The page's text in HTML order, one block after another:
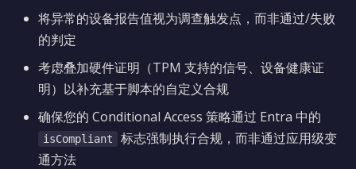
将异常的设备报告值视为调查触发点，而非通过/失败
的判定
考虑叠加硬件证明（TPM 支持的信号、设备健康证
明）以补充基于脚本的自定义合规
确保您的 Conditional Access 策略通过 Entra 中的
isCompliant
标志强制执行合规，而非通过应用级变
通方法